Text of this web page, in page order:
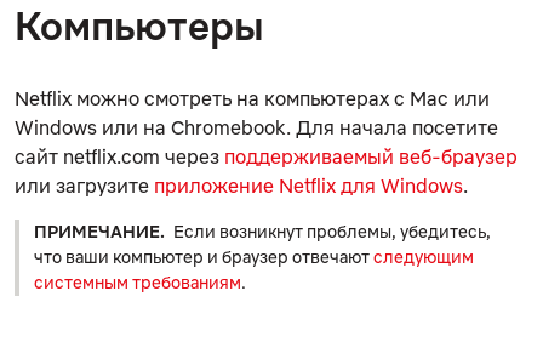
Компьютеры
Netflix можно смотреть на компьютерах с Mac или
Windows или на Chromebook. Для начала посетите
сайт netflix.com через поддерживаемый веб-браузер
или загрузите приложение Netflix для Windows.
ПРИМЕЧАНИЕ. Если возникнут проблемы, убедитесь,
что ваши компьютер и браузер отвечаютследующим
системным требованиям.